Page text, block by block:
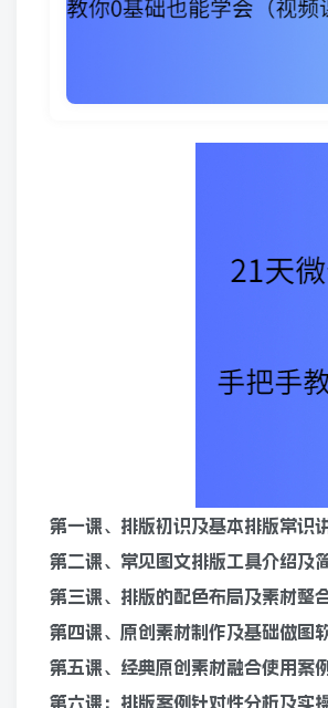
第一课、排版初识及基本排版常识
第二课、常见图文排版工具介绍及
第三课、排版的配色布局及素材整
第四课、原创素材制作及基础做图
第五课、经典原创素材融合使用案
第六课：排版案例针对性分析及实